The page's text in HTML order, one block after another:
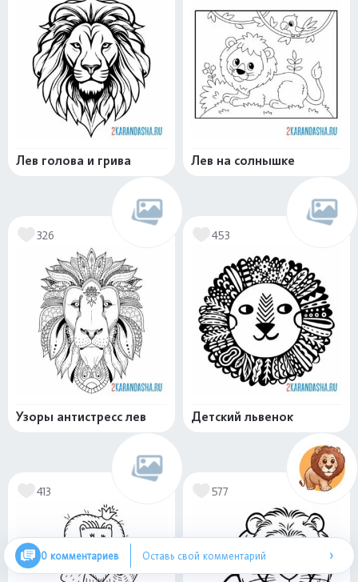
Лев голова и грива Лев на солнышке
326
Узоры антистресс лев
453
Детский львенок
413 577
0 комментариев Оставь свой комментарий ›